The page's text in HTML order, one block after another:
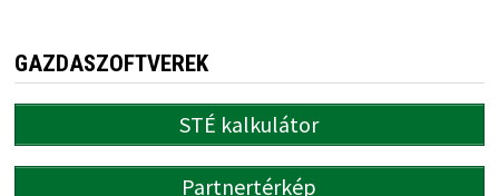
GAZDASZOFTVEREK
STÉ kalkulátor
Partnertérkép